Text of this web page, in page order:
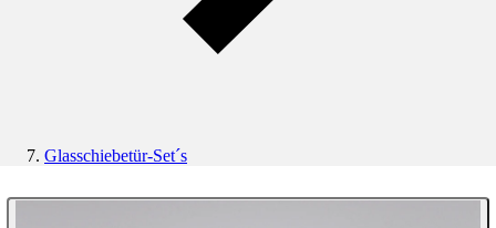
Glasschiebetür-Set´s